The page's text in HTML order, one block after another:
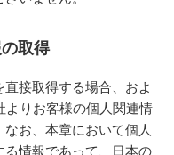
取得
接取得する場合、およ
よりお客様の個人関連情
お、本章において個人
情報であって、日本の